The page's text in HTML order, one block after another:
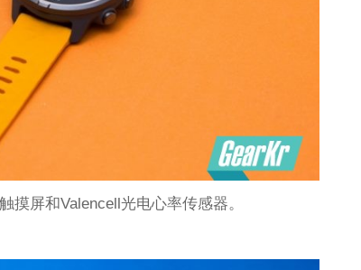
摸屏和Valencell光电心率传感器。